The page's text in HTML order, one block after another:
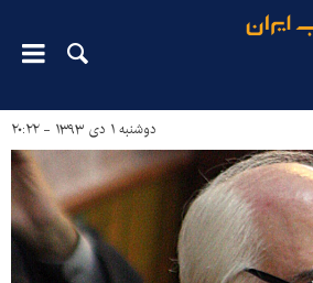
دوشنبه ۱ دی ۱۳۹۳ - ۲۰:۲۲